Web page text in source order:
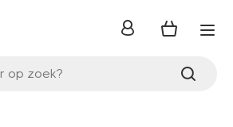
op zoek?
inloggen